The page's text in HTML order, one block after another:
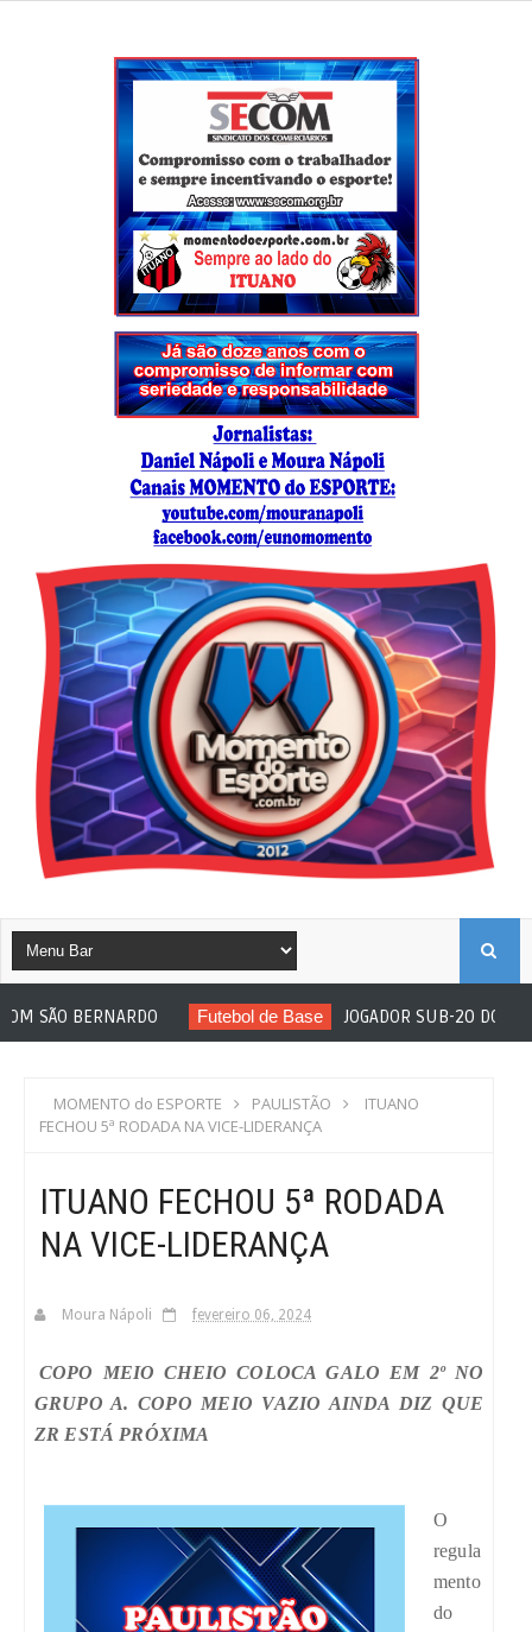
Futebol de Base JOGADOR SUB-20 DO ITUANO
MOMENTO do ESPORTE PAULISTÃO
ITUANO
FECHOU 5ª RODADA NA VICE-LIDERANÇA
ITUANO FECHOU 5ª RODADA
NA VICE-LIDERANÇA
Moura Nápoli fevereiro 06, 2024
COPO MEIO CHEIO COLOCA GALO EM 2º NO
GRUPO A. COPO MEIO VAZIO AINDA DIZ QUE
ZR ESTÁ PRÓXIMA
O
regula
mento
do